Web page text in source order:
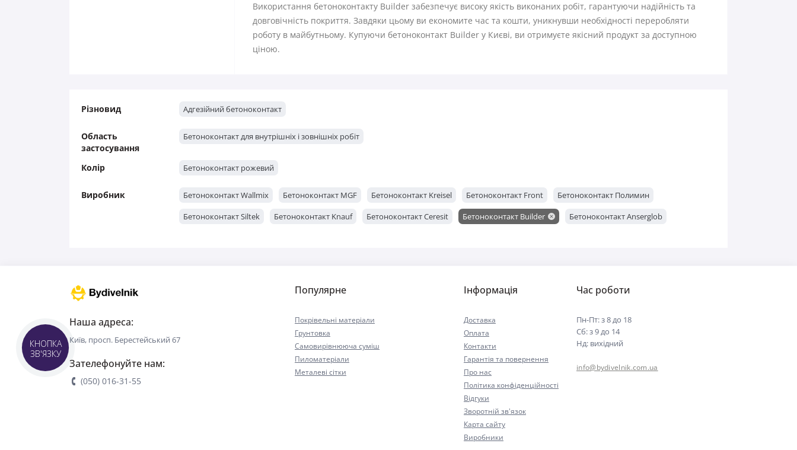
Використання бетоноконтакту Builder забезпечує високу якість виконаних робіт, гарантуючи надійність та
довговічність покриття. Завдяки цьому ви економите час та кошти, уникнувши необхідності переробляти
роботу в майбутньому. Купуючи бетоноконтакт Builder у Києві, ви отримуєте якісний продукт за доступною
ціною.
Різновид Адгезійний бетоноконтакт
Область
застосування
Бетоноконтакт для внутрішніх і зовнішніх робіт
Колір Бетоноконтакт рожевий
Виробник Бетоноконтакт Wallmix Бетоноконтакт МGF Бетоноконтакт Kreisel Бетоноконтакт Front
Бетоноконтакт Полимин
Бетоноконтакт Siltek
Бетоноконтакт Knauf Бетоноконтакт Ceresit Бетоноконтакт Builder Бетоноконтакт Anserglob
Наша адреса:
Київ, просп. Берестейський 67
Зателефонуйте нам:
(050) 016-31-55
Популярне
Покрівельні матеріали
Грунтовка
Самовирівнююча суміш
Пиломатеріали
Металеві сітки
Інформація
Доставка
Оплата
Контакти
Гарантія та повернення
Про нас
Політика конфіденційності
Відгуки
Зворотній зв'язок
Карта сайту
Виробники
Час роботи
Пн-Пт: з 8 до 18
Сб: з 9 до 14
Нд: вихідний
info@bydivelnik.com.ua
КНОПКА
ЗВ'ЯЗКУ